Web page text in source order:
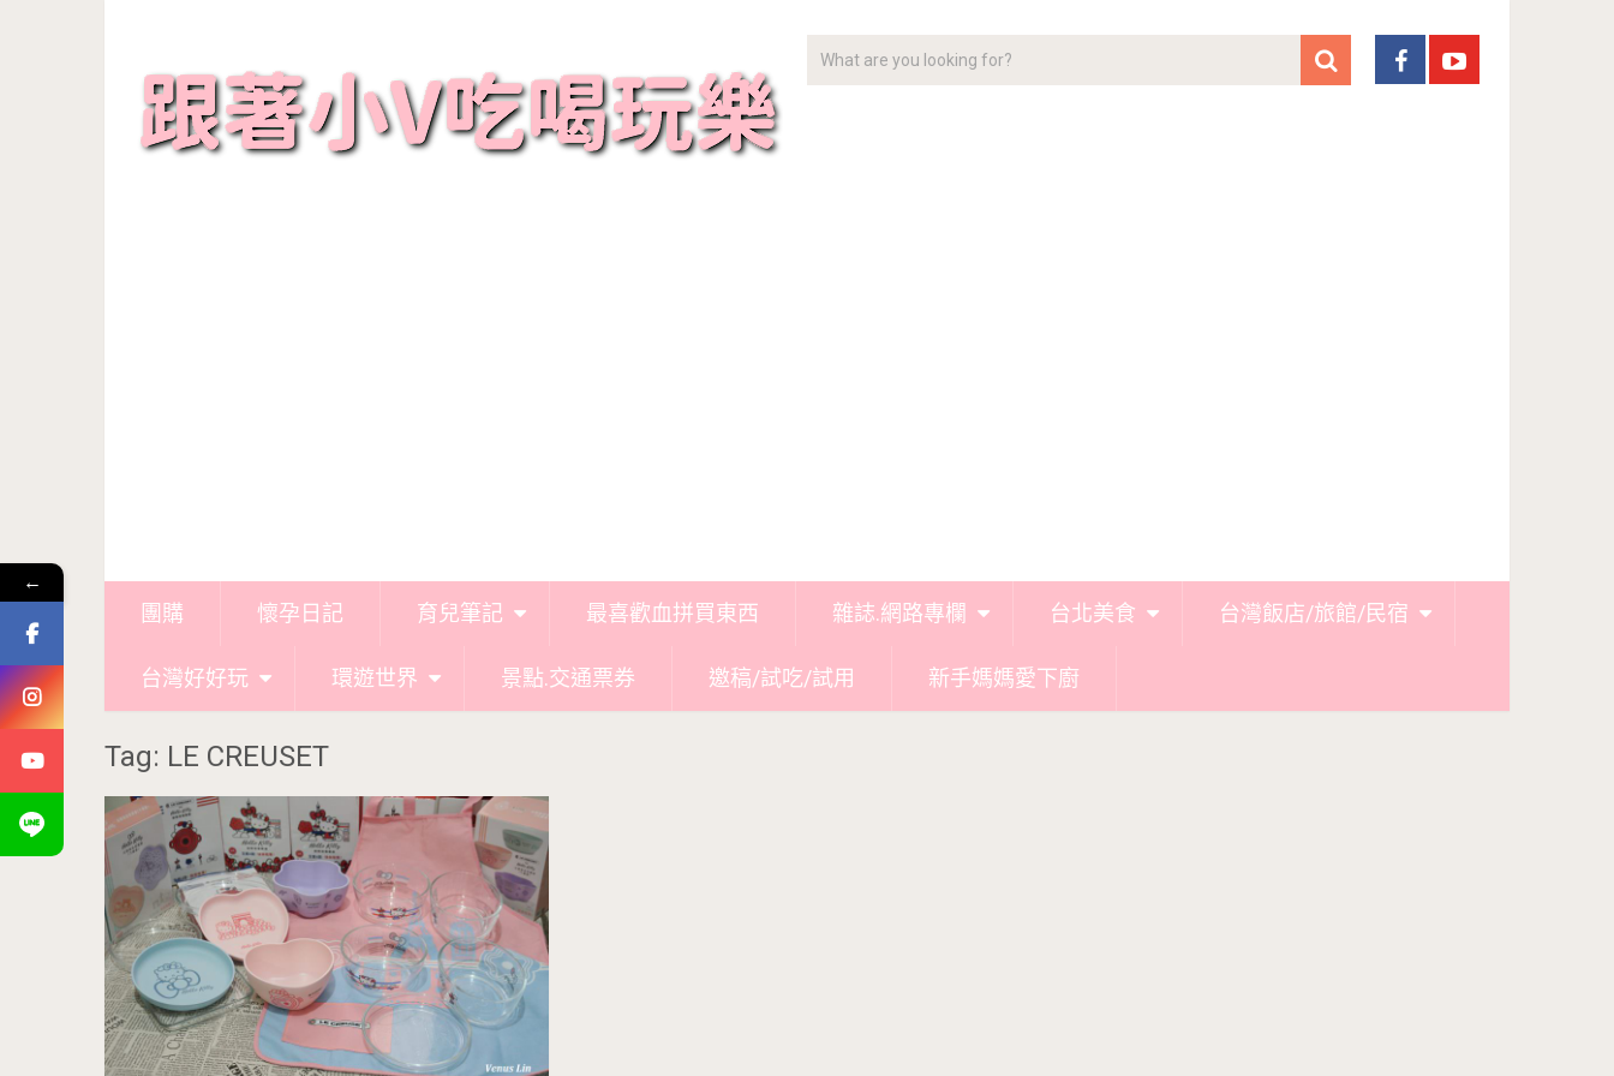
團購 懷孕日記 育兒筆記 最喜歡血拼買東西 雜誌.網路專欄 台北美食 台灣飯店/旅館/民宿
台灣好好玩 環遊世界 景點.交通票券 邀稿/試吃/試用 新手媽媽愛下廚
Tag: LE CREUSET
←